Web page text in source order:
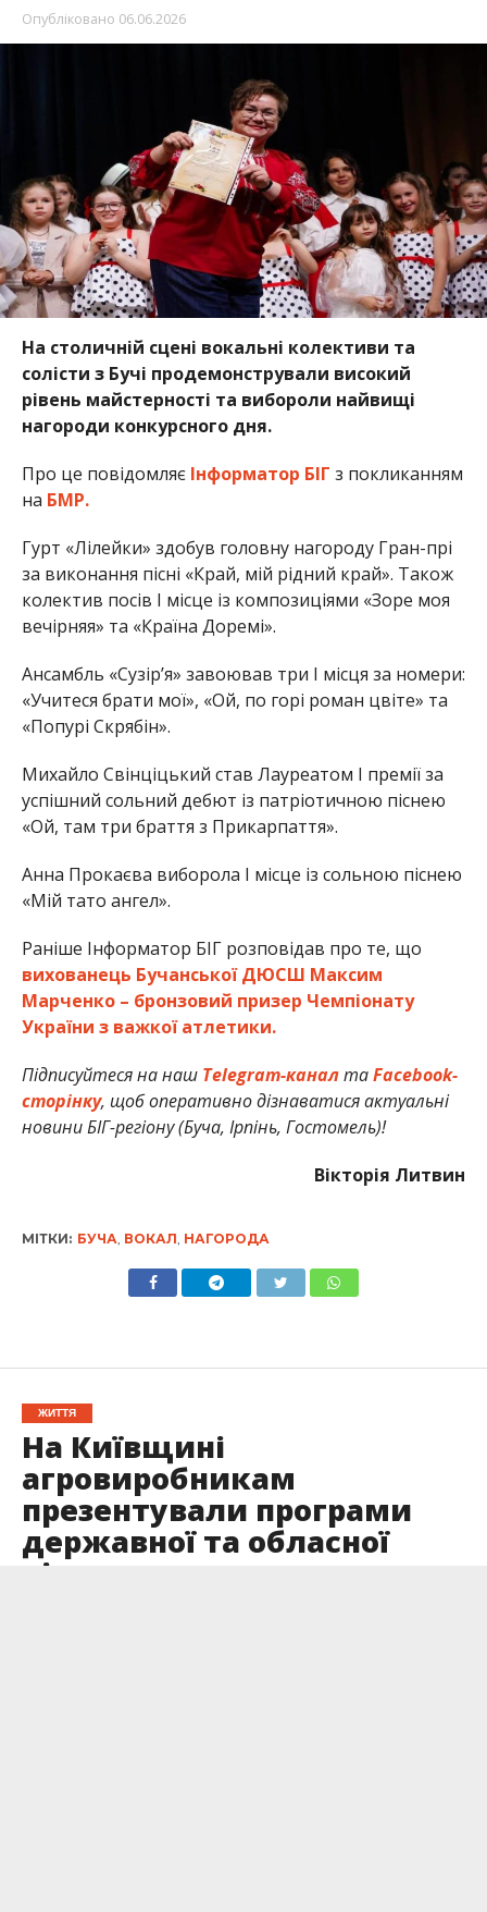
Опубліковано 06.06.2026
На столичній сцені вокальні колективи та
солісти з Бучі продемонстрували високий
рівень майстерності та вибороли найвищі
нагороди конкурсного дня.
Про це повідомляє Інформатор БІГ з покликанням
на БМР.
Гурт «Лілейки» здобув головну нагороду Гран-прі
за виконання пісні «Край, мій рідний край». Також
колектив посів І місце із композиціями «Зоре моя
вечірняя» та «Країна Доремі».
Ансамбль «Сузірʼя» завоював три І місця за номери:
«Учитеся брати мої», «Ой, по горі роман цвіте» та
«Попурі Скрябін».
Михайло Свінціцький став Лауреатом І премії за
успішний сольний дебют із патріотичною піснею
«Ой, там три браття з Прикарпаття».
Анна Прокаєва виборола І місце із сольною піснею
«Мій тато ангел».
Раніше Інформатор БІГ розповідав про те, що
вихованець Бучанської ДЮСШ Максим
Марченко – бронзовий призер Чемпіонату
України з важкої атлетики.
Підписуйтеся на наш Telegram-каналтаFacebook-
сторінку, щоб оперативно дізнаватися актуальні
новини БІГ-регіону (Буча, Ірпінь, Гостомель)!
Вікторія Литвин
МІТКИ: БУЧА, ВОКАЛ, НАГОРОДА
ЖИТТЯ
На Київщині
агровиробникам
презентували програми
державної та обласної
підтримки